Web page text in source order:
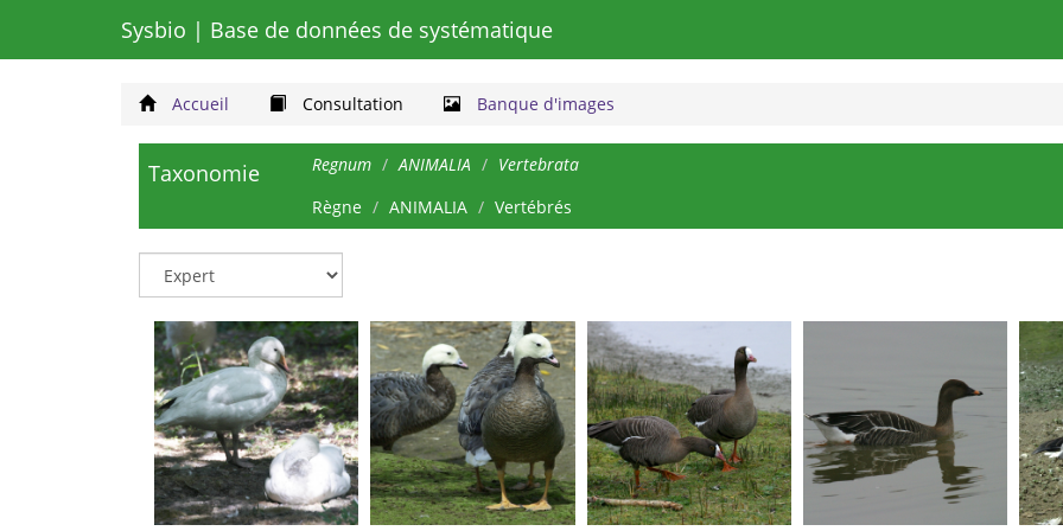
Sysbio | Base de données de systématique
Accueil Consultation Banque d'images
Taxonomie Regnum ANIMALIA
Vertebrata
Règne
ANIMALIA Vertébrés